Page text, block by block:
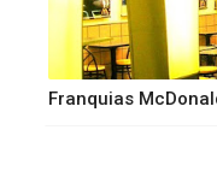
Franquias